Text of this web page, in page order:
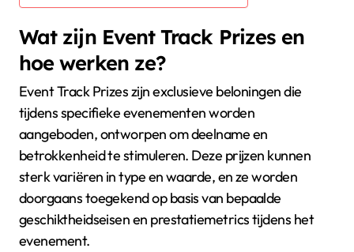
Wat zijn Event Track Prizes en
hoe werken ze?
Event Track Prizes zijn exclusieve beloningen die
tijdens specifieke evenementen worden
aangeboden, ontworpen om deelname en
betrokkenheid te stimuleren. Deze prijzen kunnen
sterk variëren in type en waarde, en ze worden
doorgaans toegekend op basis van bepaalde
geschiktheidseisen en prestatiemetrics tijdens het
evenement.